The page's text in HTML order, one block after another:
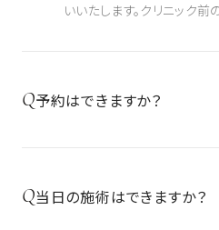
いいたします。クリニック
Q予約はできますか？
Q当日の施術はできますか？